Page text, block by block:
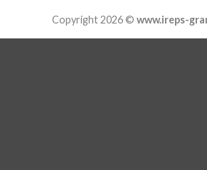
Copyright 2026 © www.ireps-